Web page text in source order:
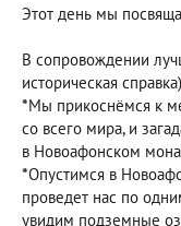
Этот день мы
В сопровождении
историческая
*Мы прикоснёмся к
со всего мира, и
в Новоафонском
*Опустимся в
проведет нас по
увидим подземные